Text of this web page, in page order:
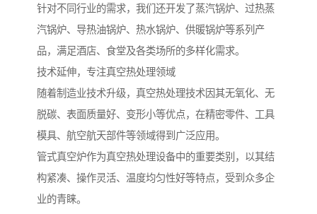
针对不同行业的需求，我们还开发了蒸汽锅炉、过热蒸
汽锅炉、导热油锅炉、热水锅炉、供暖锅炉等系列产
品，满足酒店、食堂及各类场所的多样化需求。
技术延伸，专注真空热处理领域
随着制造业技术升级，真空热处理技术因其无氧化、无
脱碳、表面质量好、变形小等优点，在精密零件、工具
模具、航空航天部件等领域得到广泛应用。
管式真空炉作为真空热处理设备中的重要类别，以其结
构紧凑、操作灵活、温度均匀性好等特点，受到众多企
业的青睐。